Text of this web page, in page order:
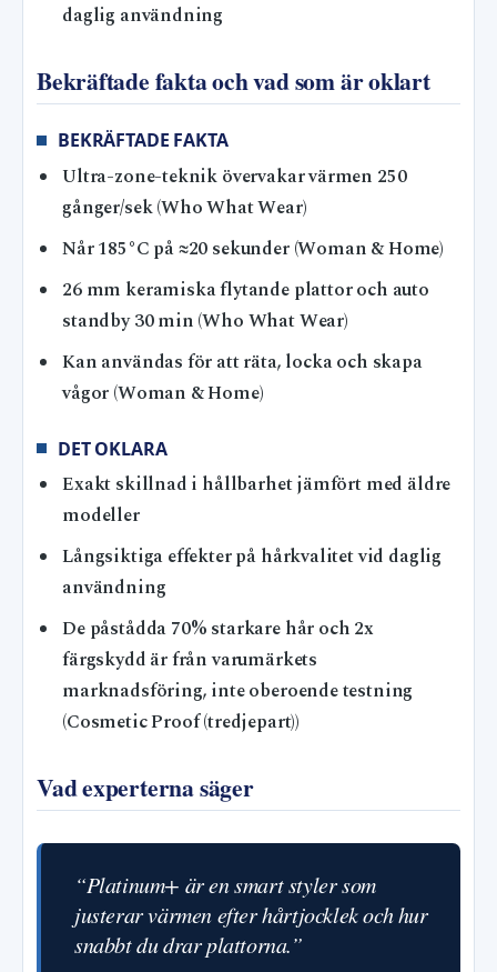
daglig användning
Bekräftade fakta och vad som är oklart
BEKRÄFTADE FAKTA
Ultra-zone-teknik övervakar värmen 250
gånger/sek (Who What Wear)
Når 185°C på ≈20 sekunder (Woman & Home)
26 mm keramiska flytande plattor och auto
standby 30 min (Who What Wear)
Kan användas för att räta, locka och skapa
vågor (Woman & Home)
DET OKLARA
Exakt skillnad i hållbarhet jämfört med äldre
modeller
Långsiktiga effekter på hårkvalitet vid daglig
användning
De påstådda 70% starkare hår och 2x
färgskydd är från varumärkets
marknadsföring, inte oberoende testning
(Cosmetic Proof (tredjepart))
Vad experterna säger
“Platinum+ är en smart styler som
justerar värmen efter hårtjocklek och hur
snabbt du drar plattorna.”